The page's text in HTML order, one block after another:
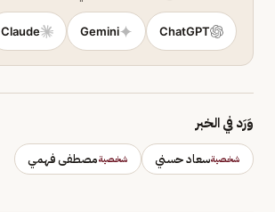
ChatGPT
Gemini
Claude
وَرَد في الخبر
شخصيةسعاد حسني شخصيةمصطفى فهمي